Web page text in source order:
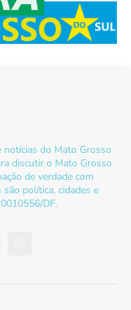
do Mato Grosso
discutir o Mato Grosso
de verdade com
política, cidades e
DF.